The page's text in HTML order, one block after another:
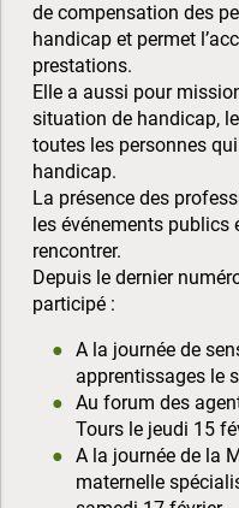
de compensation des
handicap et permet
prestations.
Elle a aussi pour
situation de handicap,
toutes les personnes
handicap.
La présence des
les événements
rencontrer.
Depuis le dernier
participé :
A la journée de
apprentissages le
Au forum des
Tours le jeudi 15
A la journée de la
maternelle